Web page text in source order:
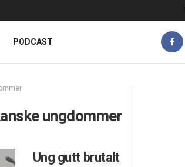
PODCAST
ungdommer
Ung gutt brutalt